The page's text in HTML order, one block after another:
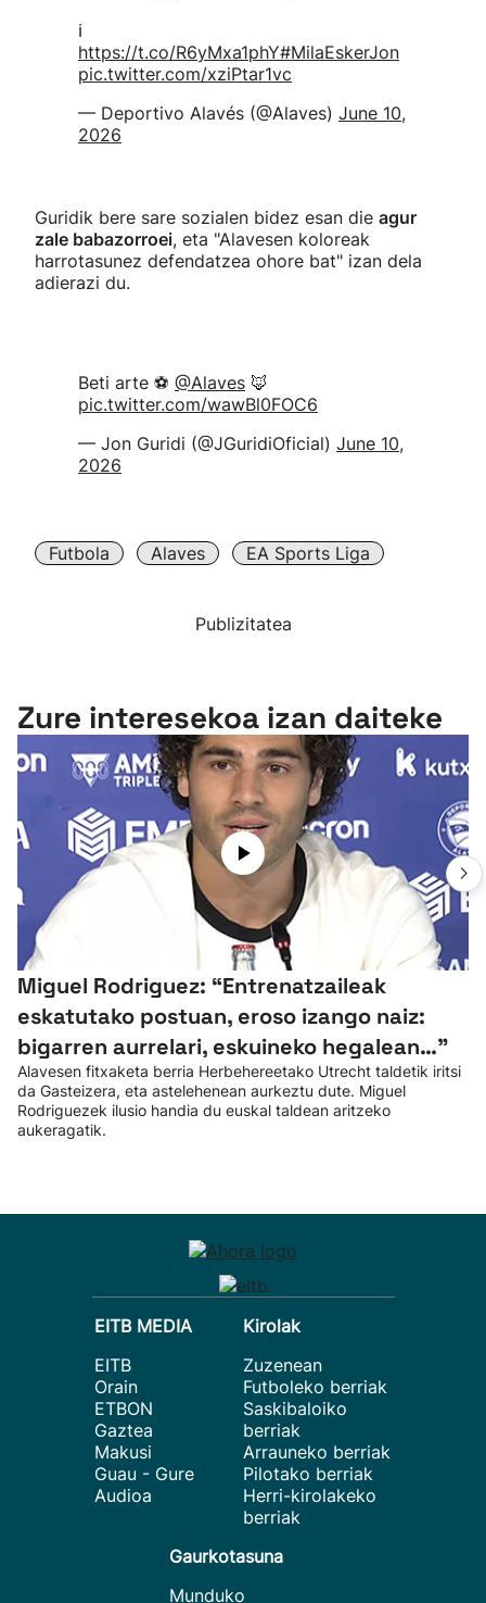
ℹ️
https://t.co/R6yMxa1phY#MilaEskerJon
pic.twitter.com/xziPtar1vc
— Deportivo Alavés (@Alaves) June 10,
2026
Guridik bere sare sozialen bidez esan die agur
zale babazorroei, eta "Alavesen koloreak
harrotasunez defendatzea ohore bat" izan dela
adierazi du.
Beti arte ⚽️ @Alaves 🦊
pic.twitter.com/wawBl0FOC6
— Jon Guridi (@JGuridiOficial) June 10,
2026
Futbola Alaves EA Sports Liga
Publizitatea
Zure interesekoa izan daiteke
Miguel Rodriguez: “Entrenatzaileak
eskatutako postuan, eroso izango naiz:
bigarren aurrelari, eskuineko hegalean…”
Alavesen fitxaketa berria Herbehereetako Utrecht taldetik iritsi
da Gasteizera, eta astelehenean aurkeztu dute. Miguel
Rodriguezek ilusio handia du euskal taldean aritzeko
aukeragatik.
EITB MEDIA
EITB
Orain
ETBON
Gaztea
Makusi
Guau - Gure
Audioa
Kirolak
Zuzenean
Futboleko berriak
Saskibaloiko
berriak
Arrauneko berriak
Pilotako berriak
Herri-kirolakeko
berriak
Gaurkotasuna
Munduko